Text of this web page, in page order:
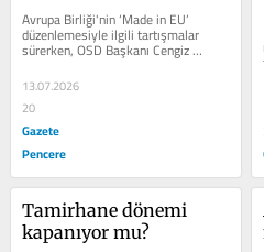
Avrupa Birliği'nin ‘Made in EU’
düzenlemesiyle ilgili tartışmalar
sürerken, OSD Başkanı Cengiz
Eroldu'ndan dikkat çeken bir...
13.07.2026
20
Gazete
Pencere
Tamirhane dönemi
kapanıyor mu?